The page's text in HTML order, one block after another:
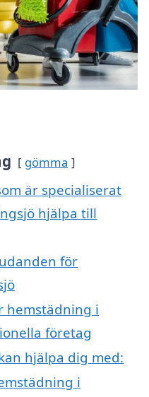
gömma
är specialiserat
hjälpa till
för
hemstädning i
företag
hjälpa dig med:
i